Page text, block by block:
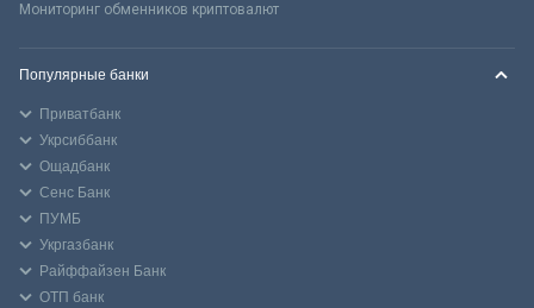
Мониторинг обменников криптовалют
Популярные банки
Приватбанк
Укрсиббанк
Ощадбанк
Сенс Банк
ПУМБ
Укргазбанк
Райффайзен Банк
ОТП банк